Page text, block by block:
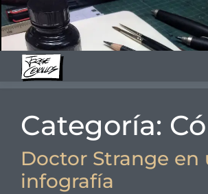
Skip
to
content
Categoría:
Doctor Strange en
infografía